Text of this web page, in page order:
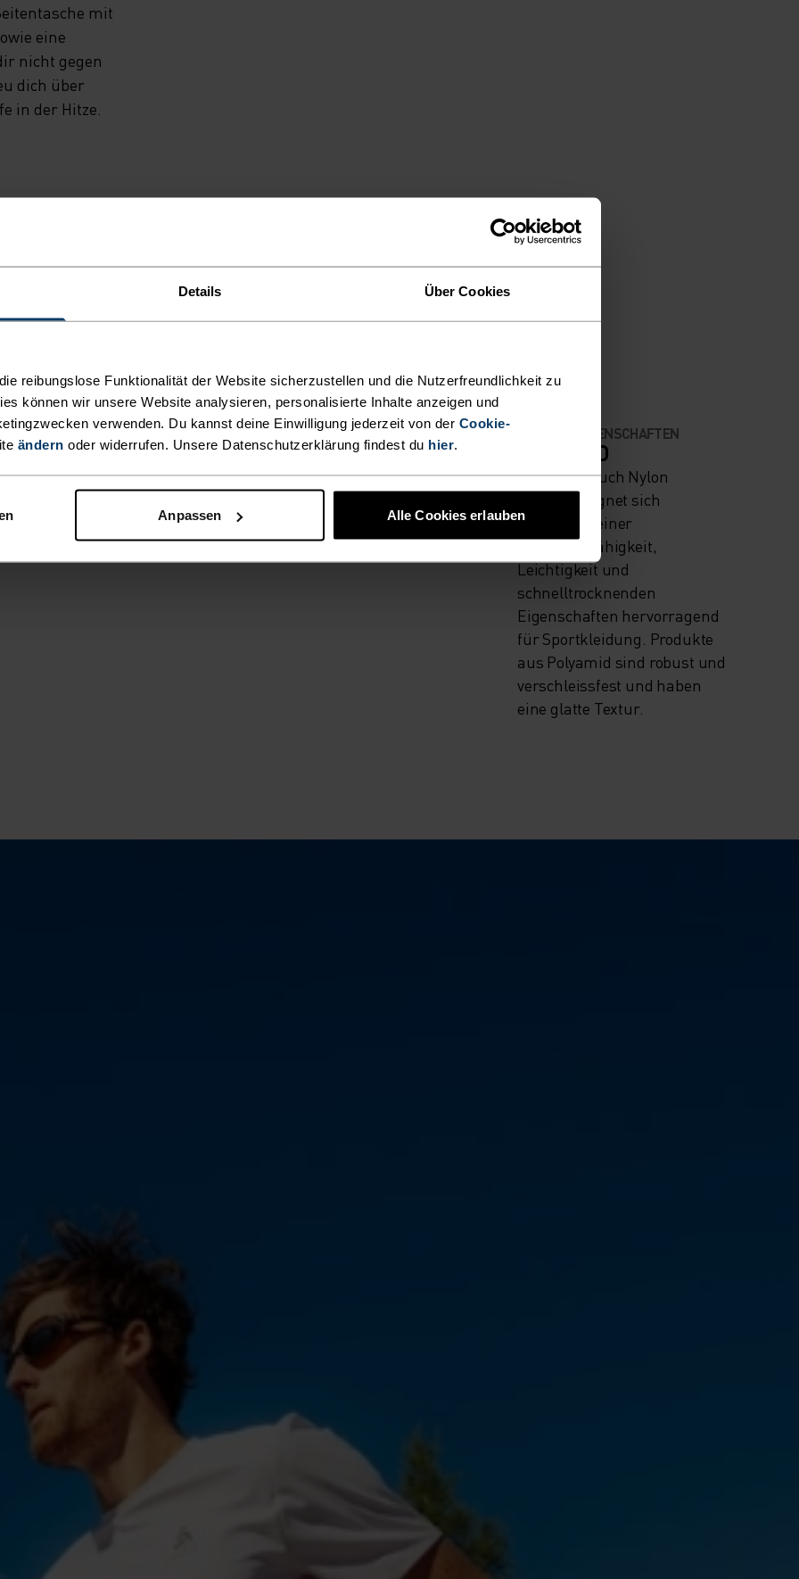
Details Über Cookies
reibungslose Funktionalität der Website sicherzustellen und die Nutzerfreundlichkeit zu
können wir unsere Website analysieren, personalisierte Inhalte anzeigen und
verwenden. Du kannst deine Einwilligung jederzeit von der Cookie-
ändern oder widerrufen. Unsere Datenschutzerklärung findest du hier.
Anpassen Alle Cookies erlauben
mit
eine
nicht gegen
dich über
in der Hitze.
LAUFEN
Laufbekleidung, die
HOCH
AKTIVITÄTSART
ALLES
HOCHINTENSIVE
AKTIVITÄTEN
Training - Running
MATERIALEIGENSCHAFTEN
POLYAMID
Polyamid, auch Nylon
genannt, eignet sich
aufgrund seiner
Strapazierfähigkeit,
Leichtigkeit und
schnelltrocknenden
Eigenschaften hervorragend
für Sportkleidung. Produkte
aus Polyamid sind robust und
verschleissfest und haben
eine glatte Textur.